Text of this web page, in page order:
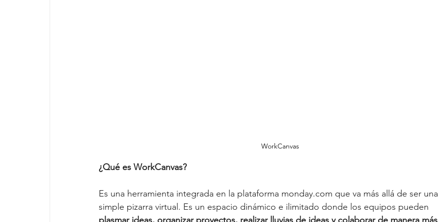
WorkCanvas
¿Qué es WorkCanvas?
Es una herramienta integrada en la plataforma monday.com que va más allá de ser una
simple pizarra virtual. Es un espacio dinámico e ilimitado donde los equipos pueden